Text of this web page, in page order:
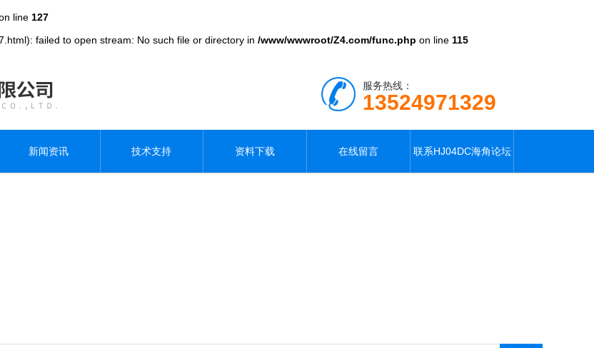
line 127
failed to open stream: No such file or directory in /www/wwwroot/Z4.com/func.php on line 115
服务热线：
13524971329
新闻资讯 技术支持 资料下载 在线留言 联系HJ04DC海角论坛